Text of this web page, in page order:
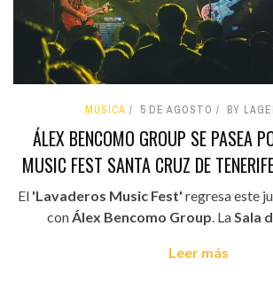
MÚSICA 5 DE AGOSTO BY
ÁLEX BENCOMO GROUP SE PASEA
MUSIC FEST SANTA CRUZ DE
El 'Lavaderos Music Fest' regresa este
conÁlex Bencomo Group. LaSala
Leer más